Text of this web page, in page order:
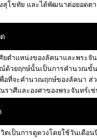
สุโขทัย และได้พัฒนาต่อยอดต
ยตำแหน่งของลัคนาและพระจั
ด้วยฤกษ์นั้นเป็นการคำนวณขั้
อที่จะคำนวณฤกษ์ของลัคนา ส่
าศีและองศาของพระจันทร์เช่
ตเป็นการดูดวงโดยใช้วันเดือ